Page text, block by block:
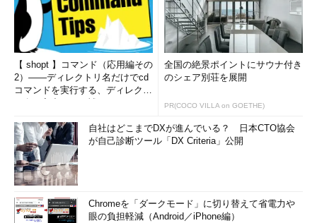
【 shopt 】コマンド（応用編その
2）――ディレクトリ名だけでcd
コマンドを実行する、ディレクト
全国の絶景ポイントにサウナ付き
のシェア別荘を展開
PR(COCO VILLA on GOETHE)
自社はどこまでDXが進んでいる？ 日本CTO協会
が自己診断ツール「DX Criteria」公開
Chromeを「ダークモード」に切り替えて省電力や
眼の負担軽減（Android／iPhone編）